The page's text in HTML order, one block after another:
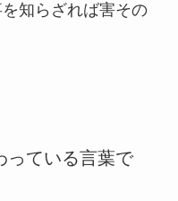
知らざれば害その
っている言葉で